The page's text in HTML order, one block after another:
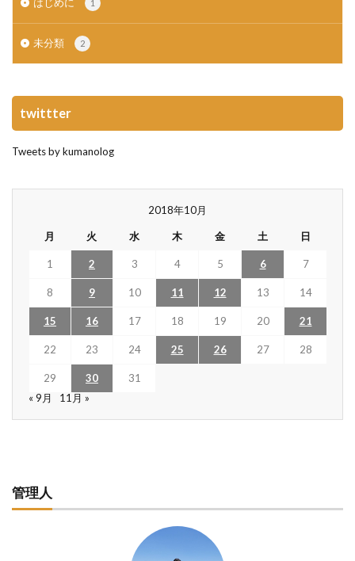
はじめに 1
未分類 2
twittter
Tweets by kumanolog
2018年10月
月 火 水 木 金 土 日
1 2 3 4 5 6 7
8 9 10 11 12 13 14
15 16 17 18 19 20 21
22 23 24 25 26 27 28
29 30
31
« 9月
11月 »
管理人